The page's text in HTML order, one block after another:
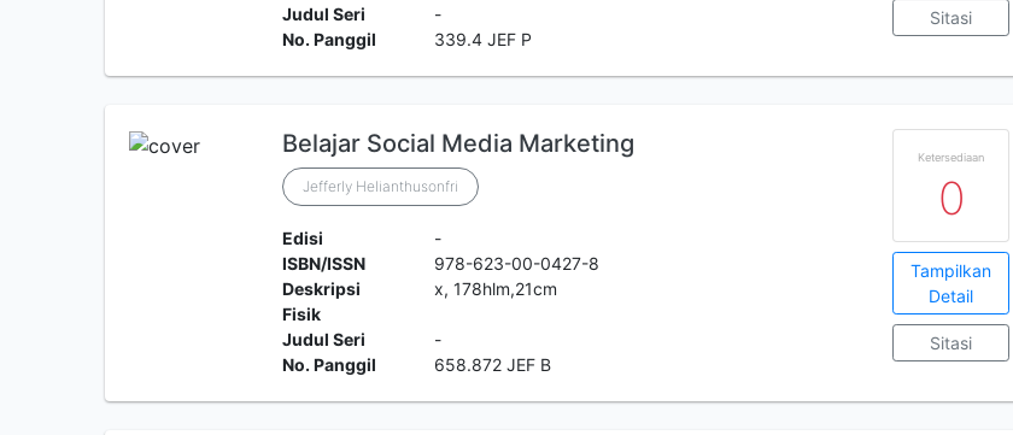
Judul Seri
-
No. Panggil
339.4 JEF P
Sitasi
Belajar Social Media Marketing
Jefferly Helianthusonfri
Edisi
-
ISBN/ISSN
978-623-00-0427-8
Deskripsi
Fisik
x, 178hlm,21cm
Judul Seri
-
No. Panggil
658.872 JEF B
Ketersediaan
0
Tampilkan
Detail
Sitasi